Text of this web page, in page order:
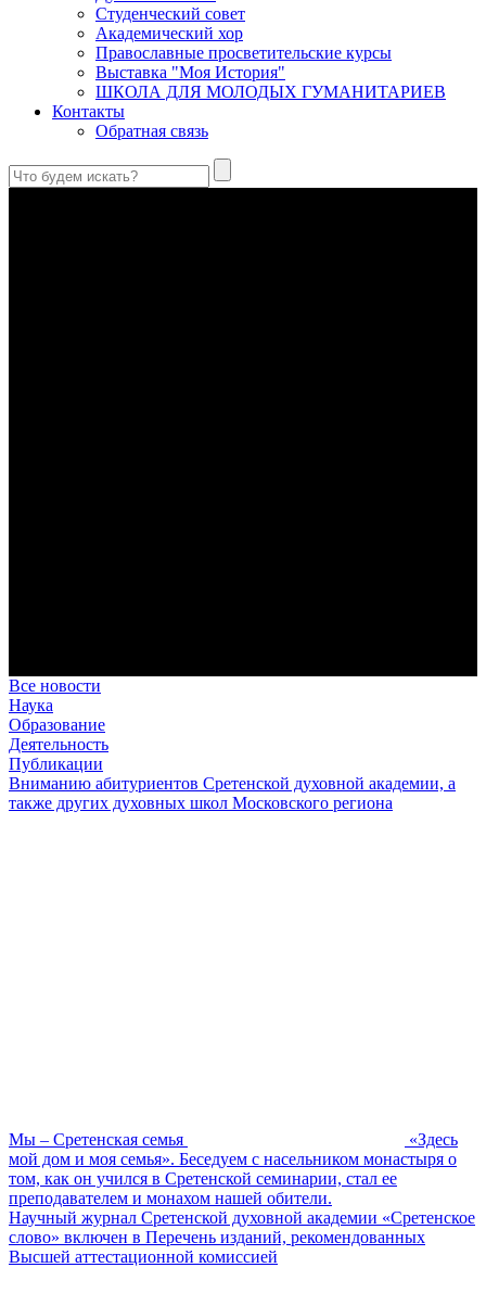
Студенческий совет
Академический хор
Православные просветительские курсы
Выставка "Моя История"
ШКОЛА ДЛЯ МОЛОДЫХ ГУМАНИТАРИЕВ
Контакты
Обратная связь
Все новости
Наука
Образование
Деятельность
Публикации
Вниманию абитуриентов Сретенской духовной академии, а
также других духовных школ Московского региона
Мы – Сретенская семья
«Здесь
мой дом и моя семья». Беседуем с насельником монастыря о
том, как он учился в Сретенской семинарии, стал ее
преподавателем и монахом нашей обители.
Научный журнал Сретенской духовной академии «Сретенское
слово» включен в Перечень изданий, рекомендованных
Высшей аттестационной комиссией